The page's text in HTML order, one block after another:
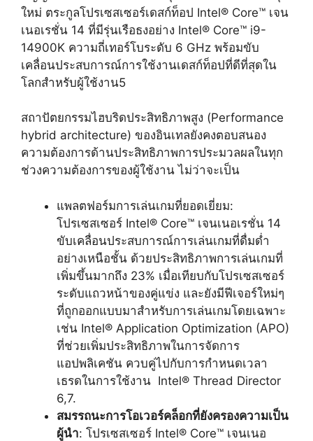
ใหม่ ตระกูลโปรเซสเซอร์เดสก์ท็อป Intel® Core™ เจน
เนอเรชั่น 14 ที่มีรุ่นเรือธงอย่าง Intel® Core™ i9-
14900K ความถี่เทอร์โบระดับ 6 GHz พร้อมขับ
เคลื่อนประสบการณ์การใช้งานเดสก์ท็อปที่ดีที่สุดใน
โลกสำหรับผู้ใช้งาน5
สถาปัตยกรรมไฮบริดประสิทธิภาพสูง (Performance
hybrid architecture) ของอินเทลยังคงตอบสนอง
ความต้องการด้านประสิทธิภาพการประมวลผลในทุก
ช่วงความต้องการของผู้ใช้งาน ไม่ว่าจะเป็น
แพลตฟอร์มการเล่นเกมที่ยอดเยี่ยม:
โปรเซสเซอร์ Intel® Core™ เจนเนอเรชั่น 14
ขับเคลื่อนประสบการณ์การเล่นเกมที่ดื่มด่ำ
อย่างเหนือชั้น ด้วยประสิทธิภาพการเล่นเกมที่
เพิ่มขึ้นมากถึง 23% เมื่อเทียบกับโปรเซสเซอร์
ระดับแถวหน้าของคู่แข่ง และยังมีฟีเจอร์ใหม่ๆ
ที่ถูกออกแบบมาสำหรับการเล่นเกมโดยเฉพาะ
เช่น Intel® Application Optimization (APO)
ที่ช่วยเพิ่มประสิทธิภาพในการจัดการ
แอปพลิเคชัน ควบคู่ไปกับการกำหนดเวลา
เธรดในการใช้งาน Intel® Thread Director
6,7.
สมรรถนะการโอเวอร์คล็อกที่ยังครองความเป็น
ผู้นำ: โปรเซสเซอร์ Intel® Core™ เจนเนอ